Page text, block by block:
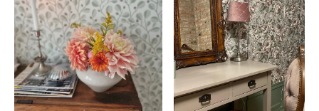
€ 59,90
Vloerverf - Binnen - W27 Morgondimma (9.0L): € 259
Verf voor gips en betonnen plafonds - W27
Morgondimma (9.0L): € 179,90
Verf voor gips en betonnen plafonds - W27
Morgondimma (0.9L): € 25,90